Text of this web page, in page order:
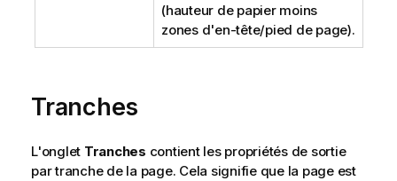
(hauteur de papier moins
zones d'en-tête/pied de page).
Tranches
L'onglet Tranches contient les propriétés de sortie
par tranche de la page. Cela signifie que la page est